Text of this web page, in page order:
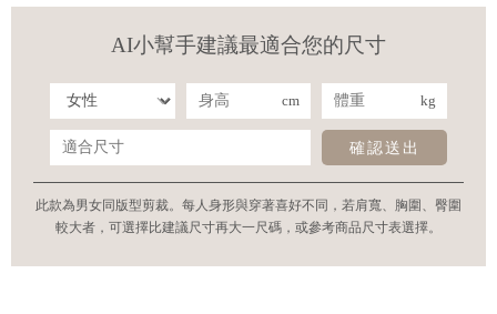
AI小幫手建議最適合您的尺寸
cm kg
確認送出
此款為男女同版型剪裁。每人身形與穿著喜好不同，若肩寬、胸圍、臀圍
較大者，可選擇比建議尺寸再大一尺碼，或參考商品尺寸表選擇。